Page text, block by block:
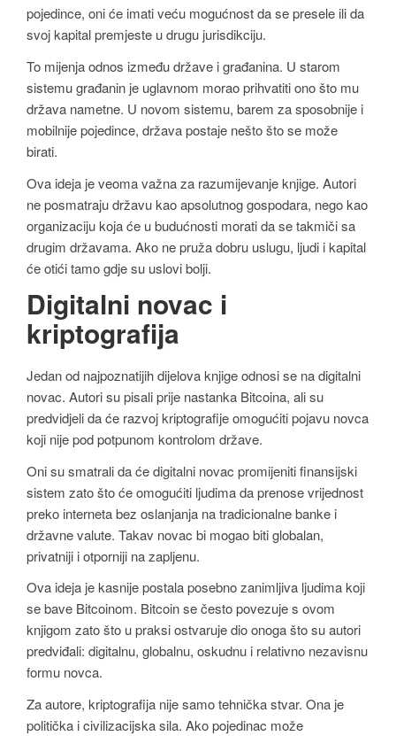
pojedince, oni će imati veću mogućnost da se presele ili da
svoj kapital premjeste u drugu jurisdikciju.
To mijenja odnos između države i građanina. U starom
sistemu građanin je uglavnom morao prihvatiti ono što mu
država nametne. U novom sistemu, barem za sposobnije i
mobilnije pojedince, država postaje nešto što se može
birati.
Ova ideja je veoma važna za razumijevanje knjige. Autori
ne posmatraju državu kao apsolutnog gospodara, nego kao
organizaciju koja će u budućnosti morati da se takmiči sa
drugim državama. Ako ne pruža dobru uslugu, ljudi i kapital
će otići tamo gdje su uslovi bolji.
Digitalni novac i
kriptografija
Jedan od najpoznatijih dijelova knjige odnosi se na digitalni
novac. Autori su pisali prije nastanka Bitcoina, ali su
predvidjeli da će razvoj kriptografije omogućiti pojavu novca
koji nije pod potpunom kontrolom države.
Oni su smatrali da će digitalni novac promijeniti finansijski
sistem zato što će omogućiti ljudima da prenose vrijednost
preko interneta bez oslanjanja na tradicionalne banke i
državne valute. Takav novac bi mogao biti globalan,
privatniji i otporniji na zapljenu.
Ova ideja je kasnije postala posebno zanimljiva ljudima koji
se bave Bitcoinom. Bitcoin se često povezuje s ovom
knjigom zato što u praksi ostvaruje dio onoga što su autori
predviđali: digitalnu, globalnu, oskudnu i relativno nezavisnu
formu novca.
Za autore, kriptografija nije samo tehnička stvar. Ona je
politička i civilizacijska sila. Ako pojedinac može